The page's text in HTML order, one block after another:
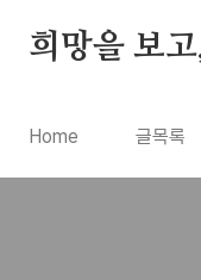
희망을 보
Home 글목록